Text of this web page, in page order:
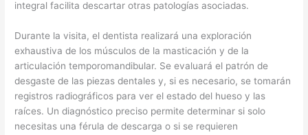
integral facilita descartar otras patologías asociadas.
Durante la visita, el dentista realizará una exploración
exhaustiva de los músculos de la masticación y de la
articulación temporomandibular. Se evaluará el patrón de
desgaste de las piezas dentales y, si es necesario, se tomarán
registros radiográficos para ver el estado del hueso y las
raíces. Un diagnóstico preciso permite determinar si solo
necesitas una férula de descarga o si se requieren